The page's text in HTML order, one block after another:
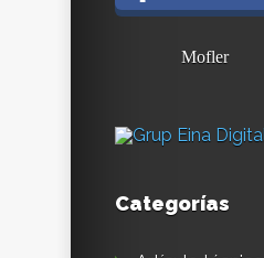
Mofler
Categorías